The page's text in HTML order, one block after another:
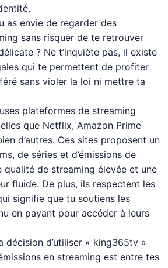
as envie de regarder des
sans risquer de te retrouver
? Ne t’inquiète pas, il existe
qui te permettent de profiter
sans violer la loi ni mettre ta
plateformes de streaming
que Netflix, Amazon Prime
d’autres. Ces sites proposent un
de séries et d’émissions de
qualité de streaming élevée et une
fluide. De plus, ils respectent les
signifie que tu soutiens les
en payant pour accéder à leurs
décision d’utiliser « king365tv »
en streaming est entre tes